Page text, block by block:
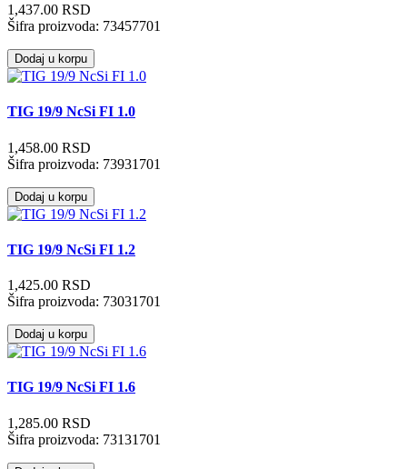
1,437.00 RSD
Šifra proizvoda: 73457701
Dodaj u korpu
TIG 19/9 NcSi FI 1.0
1,458.00 RSD
Šifra proizvoda: 73931701
Dodaj u korpu
TIG 19/9 NcSi FI 1.2
1,425.00 RSD
Šifra proizvoda: 73031701
Dodaj u korpu
TIG 19/9 NcSi FI 1.6
1,285.00 RSD
Šifra proizvoda: 73131701